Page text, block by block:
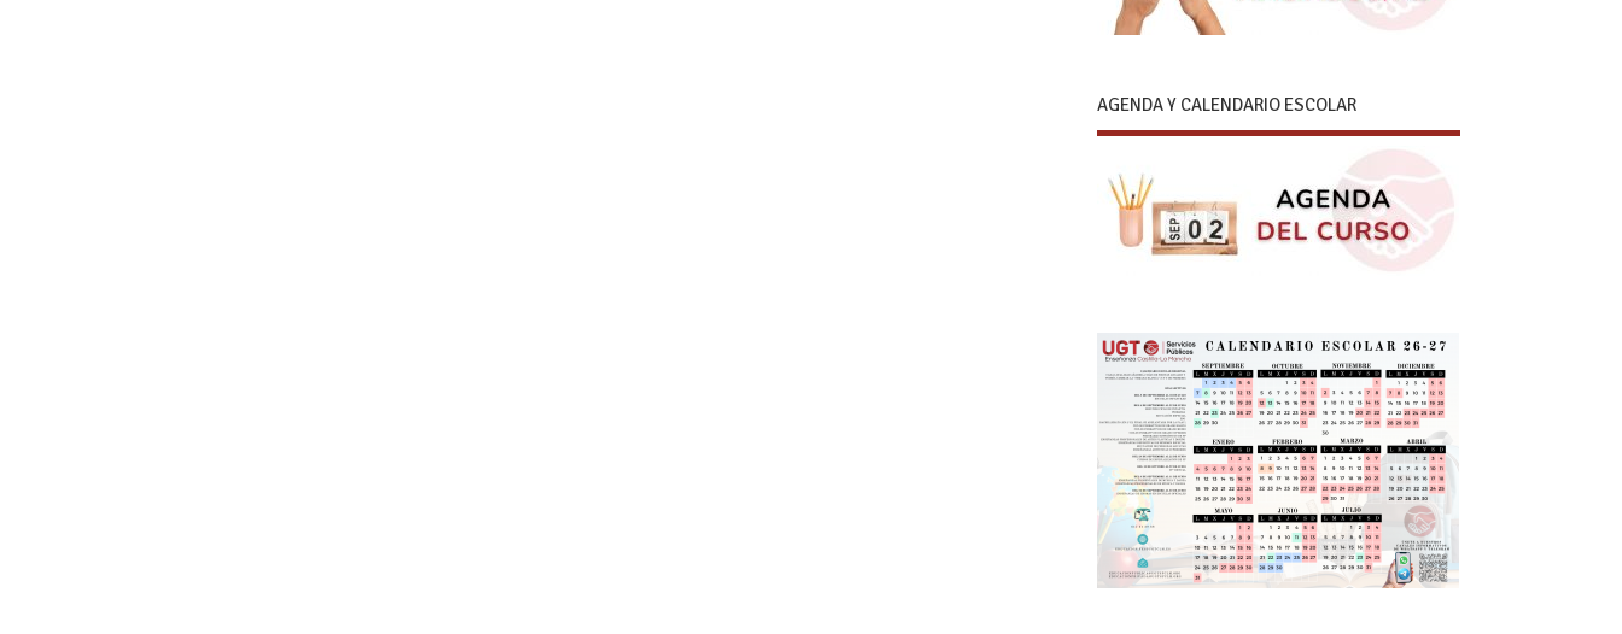
AGENDA Y CALENDARIO ESCOLAR